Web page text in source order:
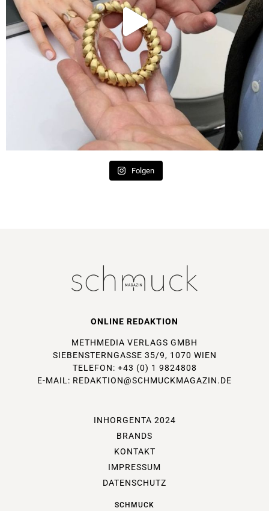
Folgen
ONLINE REDAKTION
METHMEDIA VERLAGS GMBH
SIEBENSTERNGASSE 35/9, 1070 WIEN
TELEFON: +43 (0) 1 9824808
E-MAIL: REDAKTION@SCHMUCKMAGAZIN.DE
INHORGENTA 2024
BRANDS
KONTAKT
IMPRESSUM
DATENSCHUTZ
SCHMUCK